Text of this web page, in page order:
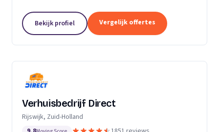
opslag van inboedel, de- en montageservice,...
Bekijk profiel Vergelijk offertes
Verhuisbedrijf Direct
Rijswijk, Zuid-Holland